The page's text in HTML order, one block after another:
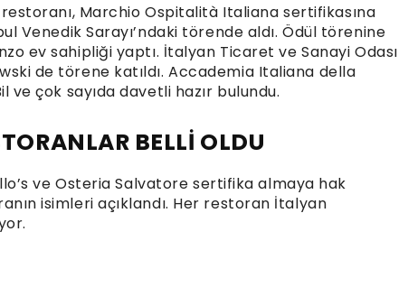
Marchio Ospitalità Italiana sertifikasına
Venedik Sarayı’ndaki törende aldı. Ödül törenine
ev sahipliği yaptı. İtalyan Ticaret ve Sanayi Odası
de törene katıldı. Accademia Italiana della
ve çok sayıda davetli hazır bulundu.
BELLİ OLDU
ve Osteria Salvatore sertifika almaya hak
isimleri açıklandı. Her restoran İtalyan